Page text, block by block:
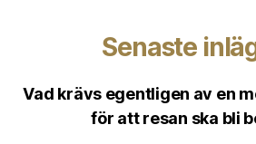
Senaste
Vad krävs egentligen av en
för att resan ska bli